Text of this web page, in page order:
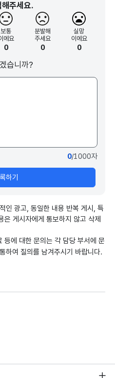
주세요.
보통
에요
0
분발해
주세요
0
실망
이에요
0
습니까?
0/1000자
하기
인 광고, 동일한 내용 반복 게시, 특
은 게시자에게 통보하지 않고 삭제
등에 대한 문의는 각 담당 부서에 문
하여 질의를 남겨주시기 바랍니다.